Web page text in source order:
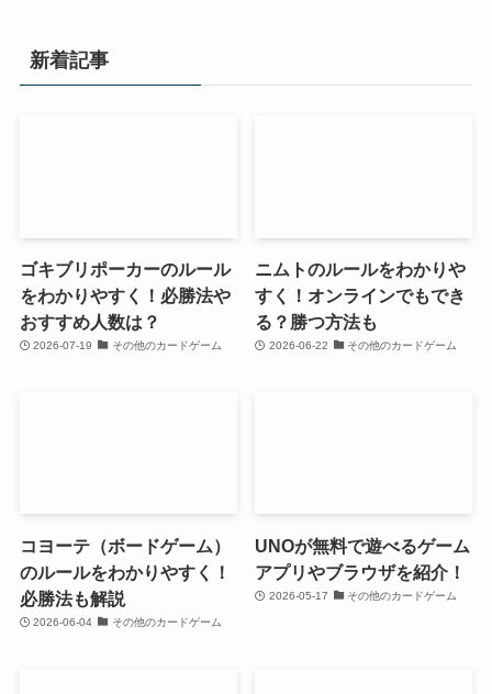
新着記事
ゴキブリポーカーのルール
をわかりやすく！必勝法や
おすすめ人数は？
2026-07-19 その他のカードゲーム
ニムトのルールをわかりや
すく！オンラインでもでき
る？勝つ方法も
2026-06-22 その他のカードゲーム
コヨーテ（ボードゲーム）
のルールをわかりやすく！
必勝法も解説
2026-06-04 その他のカードゲーム
UNOが無料で遊べるゲーム
アプリやブラウザを紹介！
2026-05-17 その他のカードゲーム